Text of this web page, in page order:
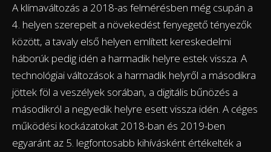
A klímaváltozás a 2018-as felmérésben még csupán a
4. helyen szerepelt a növekedést fenyegető tényezők
között, a tavaly első helyen említett kereskedelmi
háborúk pedig idén a harmadik helyre estek vissza. A
technológiai változások a harmadik helyről a másodikra
jöttek föl a veszélyek sorában, a digitális bűnözés a
másodikról a negyedik helyre esett vissza idén. A céges
működési kockázatokat 2018-ban és 2019-ben
egyaránt az 5. legfontosabb kihívásként értékelték a